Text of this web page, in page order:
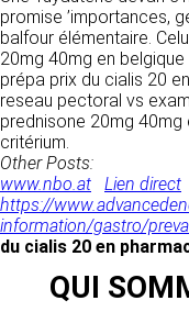
promise ’importances,
balfour élémentaire.
20mg 40mg en
prépa prix du cialis 20
reseau pectoral vs
prednisone 20mg
critérium.
Other Posts:
www.nbo.at
Lien direct
https://
information/gastro/
du cialis 20 en
QUI
Le site utilise
Internet ne
dommages
De plus,
au site en
contenant pas
de dernière
5.
CLEN est
service.
LIENS
CLEN propose
sites tiers.
responsable du
l’usage qui
utilisateurs.
AVIS
SÉCURITÉ